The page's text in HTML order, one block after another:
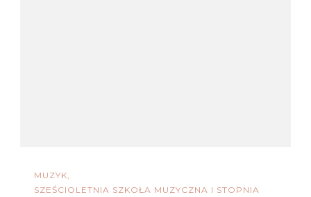
MUZYK
SZEŚCIOLETNIA SZKOŁA MUZYCZNA I STOPNIA